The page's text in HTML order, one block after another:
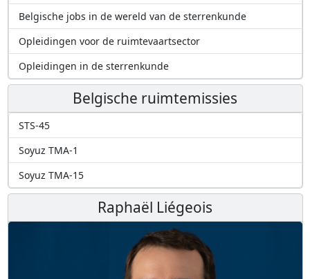
Belgische jobs in de wereld van de sterrenkunde
Opleidingen voor de ruimtevaartsector
Opleidingen in de sterrenkunde
Belgische ruimtemissies
STS-45
Soyuz TMA-1
Soyuz TMA-15
Raphaël Liégeois